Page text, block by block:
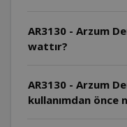
AR3130 - Arzum
wattır?
AR3130 - Arzum
kullanımdan önce